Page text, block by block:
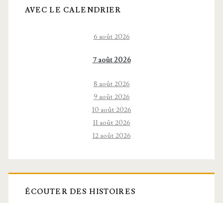
AVEC LE CALENDRIER
6 août 2026
7 août 2026
8 août 2026
9 août 2026
10 août 2026
11 août 2026
12 août 2026
ÉCOUTER DES HISTOIRES